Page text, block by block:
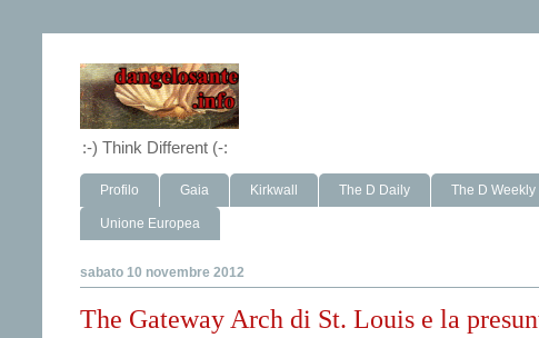
:-) Think Different (-:
Profilo Gaia Kirkwall The D Daily The D Weekly
Unione Europea
sabato 10 novembre 2012
The Gateway Arch di St. Louis e la